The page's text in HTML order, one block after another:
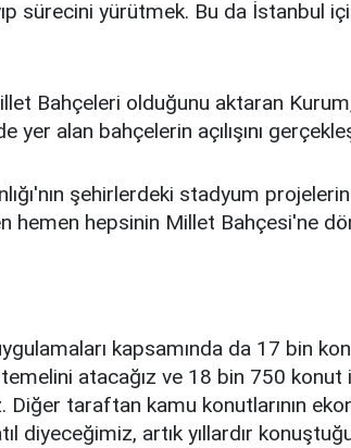
sürecini yürütmek. Bu da İstanbul
Bahçeleri olduğunu aktaran
yer alan bahçelerin açılışını
şehirlerdeki stadyum
hemen hepsinin Millet Bahçesi'ne
kapsamında da 17 bin
atacağız ve 18 bin 750 konut
Diğer taraftan kamu konutlarının
diyeceğimiz, artık yıllardır